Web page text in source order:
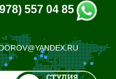
557 04 85